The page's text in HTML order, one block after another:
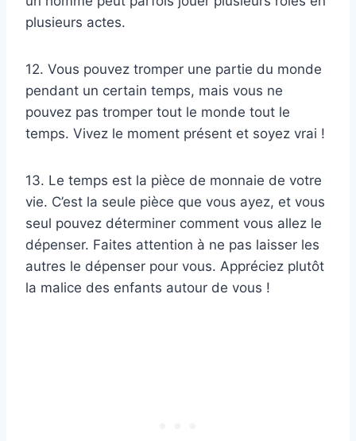
plusieurs actes.
12. Vous pouvez tromper une partie du monde
pendant un certain temps, mais vous ne
pouvez pas tromper tout le monde tout le
temps. Vivez le moment présent et soyez vrai !
13. Le temps est la pièce de monnaie de votre
vie. C’est la seule pièce que vous ayez, et vous
seul pouvez déterminer comment vous allez le
dépenser. Faites attention à ne pas laisser les
autres le dépenser pour vous. Appréciez plutôt
la malice des enfants autour de vous !